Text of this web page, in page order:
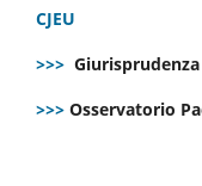
CJEU
>>>
>>> Osservatorio